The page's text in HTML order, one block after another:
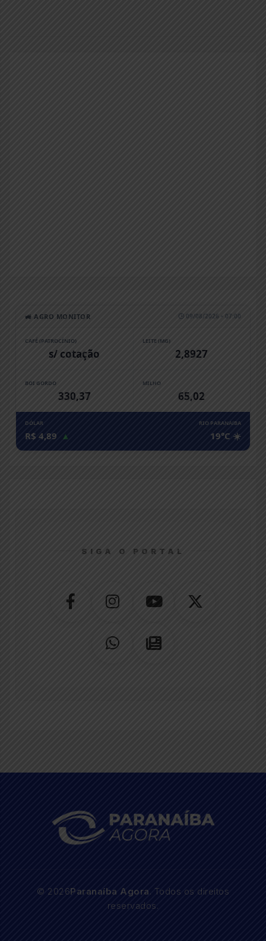
🚜 AGRO MONITOR 🕒 09/08/2026 • 07:00
CAFÉ (PATROCÍNIO)
s/ cotação
LEITE (MG)
2,8927
BOI GORDO
330,37
MILHO
65,02
DÓLAR
R$ 4,89 ▲
RIO PARANAíBA
19°C ☀️
SIGA O PORTAL
© 2026Paranaíba Agora. Todos os direitos
reservados.